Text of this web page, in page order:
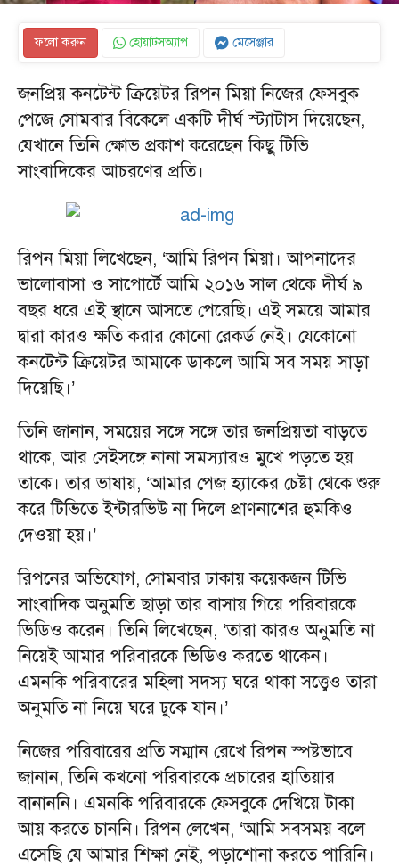
ফলো করুন হোয়াটসঅ্যাপ মেসেঞ্জার
জনপ্রিয় কনটেন্ট ক্রিয়েটর রিপন মিয়া নিজের ফেসবুক
পেজে সোমবার বিকেলে একটি দীর্ঘ স্ট্যাটাস দিয়েছেন,
যেখানে তিনি ক্ষোভ প্রকাশ করেছেন কিছু টিভি
সাংবাদিকের আচরণের প্রতি।
রিপন মিয়া লিখেছেন, ‘আমি রিপন মিয়া। আপনাদের
ভালোবাসা ও সাপোর্টে আমি ২০১৬ সাল থেকে দীর্ঘ ৯
বছর ধরে এই স্থানে আসতে পেরেছি। এই সময়ে আমার
দ্বারা কারও ক্ষতি করার কোনো রেকর্ড নেই। যেকোনো
কনটেন্ট ক্রিয়েটর আমাকে ডাকলে আমি সব সময় সাড়া
দিয়েছি।’
তিনি জানান, সময়ের সঙ্গে সঙ্গে তার জনপ্রিয়তা বাড়তে
থাকে, আর সেইসঙ্গে নানা সমস্যারও মুখে পড়তে হয়
তাকে। তার ভাষায়, ‘আমার পেজ হ্যাকের চেষ্টা থেকে শুরু
করে টিভিতে ইন্টারভিউ না দিলে প্রাণনাশের হুমকিও
দেওয়া হয়।’
রিপনের অভিযোগ, সোমবার ঢাকায় কয়েকজন টিভি
সাংবাদিক অনুমতি ছাড়া তার বাসায় গিয়ে পরিবারকে
ভিডিও করেন। তিনি লিখেছেন, ‘তারা কারও অনুমতি না
নিয়েই আমার পরিবারকে ভিডিও করতে থাকেন।
এমনকি পরিবারের মহিলা সদস্য ঘরে থাকা সত্ত্বেও তারা
অনুমতি না নিয়ে ঘরে ঢুকে যান।’
নিজের পরিবারের প্রতি সম্মান রেখে রিপন স্পষ্টভাবে
জানান, তিনি কখনো পরিবারকে প্রচারের হাতিয়ার
বানাননি। এমনকি পরিবারকে ফেসবুকে দেখিয়ে টাকা
আয় করতে চাননি। রিপন লেখেন, ‘আমি সবসময় বলে
এসেছি যে আমার শিক্ষা নেই, পড়াশোনা করতে পারিনি।